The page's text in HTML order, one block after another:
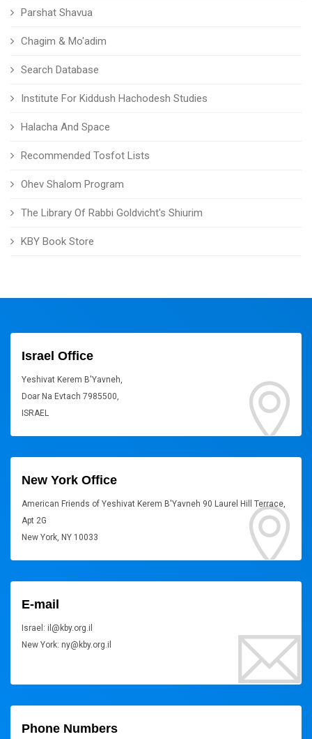
Parshat Shavua
Chagim & Mo'adim
Search Database
Institute For Kiddush Hachodesh Studies
Halacha And Space
Recommended Tosfot Lists
Ohev Shalom Program
The Library Of Rabbi Goldvicht's Shiurim
KBY Book Store
Israel Office
Yeshivat Kerem B'Yavneh,
Doar Na Evtach 7985500,
ISRAEL
New York Office
American Friends of Yeshivat Kerem B'Yavneh 90 Laurel Hill Terrace,
Apt 2G
New York, NY 10033
E-mail
Israel: il@kby.org.il
New York: ny@kby.org.il
Phone Numbers